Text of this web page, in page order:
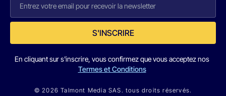
S'INSCRIRE
En cliquant sur s'inscrire, vous confirmez que vous acceptez nos
Termes et Conditions
© 2026 Talmont Media SAS. tous droits réservés.